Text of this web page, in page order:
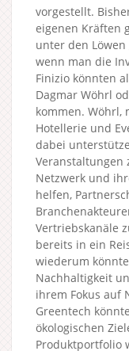
vorgestellt.
eigenen Kräften
unter den
wenn man die
Finizio könnten
Dagmar Wöhrl
kommen. Wöhrl,
Hotellerie und
dabei
Netzwerk und
helfen,
Vertriebskanäle
bereits in ein
wiederum
Nachhaltigkeit
ihrem Fokus auf
Greentech
ökologischen
Produktportfolio